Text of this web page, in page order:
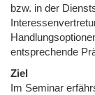
bzw. in der
entsprechende
Ziel
Im Seminar